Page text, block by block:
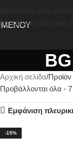
Μετάβαση στο κύριο
ΜΕΝΟΎ
Αρχική σελίδα
Προβάλλονται όλα -
Εμφάνιση
-15%